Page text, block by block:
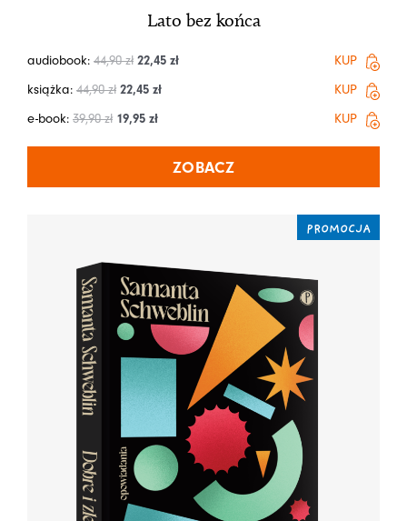
Lato bez końca
audiobook: 44,90zł 22,45 zł
KUP
książka: 44,90zł 22,45 zł
KUP
e-book: 39,90zł 19,95 zł KUP
ZOBACZ
PROMOCJA